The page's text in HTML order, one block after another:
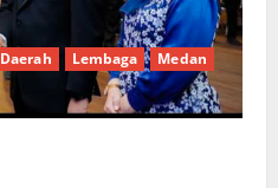
Daerah Lembaga
Medan